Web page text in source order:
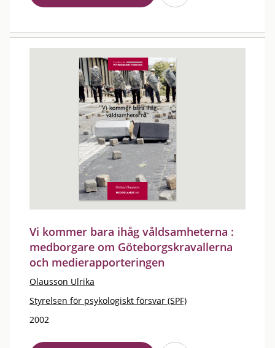
Vi kommer bara ihåg våldsamheterna :
medborgare om Göteborgskravallerna
och medierapporteringen
Olausson Ulrika
Styrelsen för psykologiskt försvar (SPF)
2002